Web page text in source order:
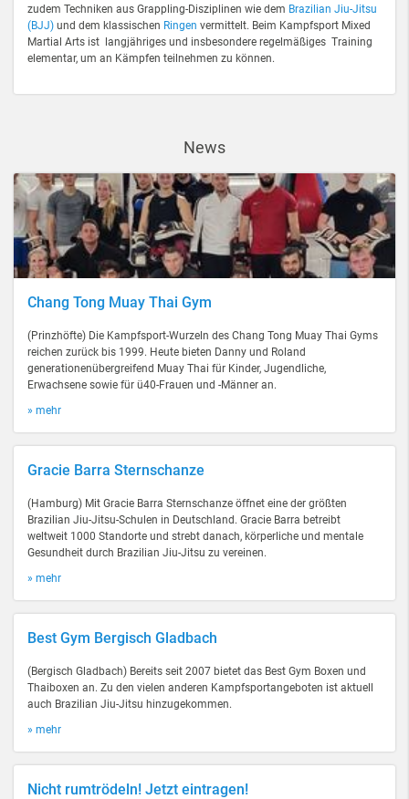
zudem Techniken aus Grappling-Disziplinen wie dem Brazilian Jiu-Jitsu
(BJJ) und dem klassischen Ringen vermittelt. Beim Kampfsport Mixed
Martial Arts ist langjähriges und insbesondere regelmäßiges Training
elementar, um an Kämpfen teilnehmen zu können.
News
Chang Tong Muay Thai Gym
(Prinzhöfte) Die Kampfsport-Wurzeln des Chang Tong Muay Thai Gyms
reichen zurück bis 1999. Heute bieten Danny und Roland
generationenübergreifend Muay Thai für Kinder, Jugendliche,
Erwachsene sowie für ü40-Frauen und -Männer an.
» mehr
Gracie Barra Sternschanze
(Hamburg) Mit Gracie Barra Sternschanze öffnet eine der größten
Brazilian Jiu-Jitsu-Schulen in Deutschland. Gracie Barra betreibt
weltweit 1000 Standorte und strebt danach, körperliche und mentale
Gesundheit durch Brazilian Jiu-Jitsu zu vereinen.
» mehr
Best Gym Bergisch Gladbach
(Bergisch Gladbach) Bereits seit 2007 bietet das Best Gym Boxen und
Thaiboxen an. Zu den vielen anderen Kampfsportangeboten ist aktuell
auch Brazilian Jiu-Jitsu hinzugekommen.
» mehr
Nicht rumtrödeln! Jetzt eintragen!